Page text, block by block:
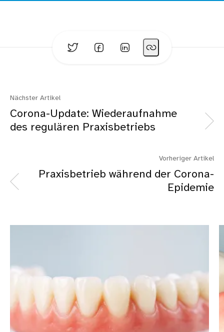
Nächster Artikel
Corona-Update: Wiederaufnahme
des regulären Praxisbetriebs
Vorheriger Artikel
Praxisbetrieb während der Corona-
Epidemie